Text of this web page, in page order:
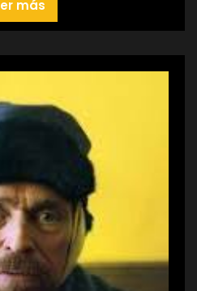
más